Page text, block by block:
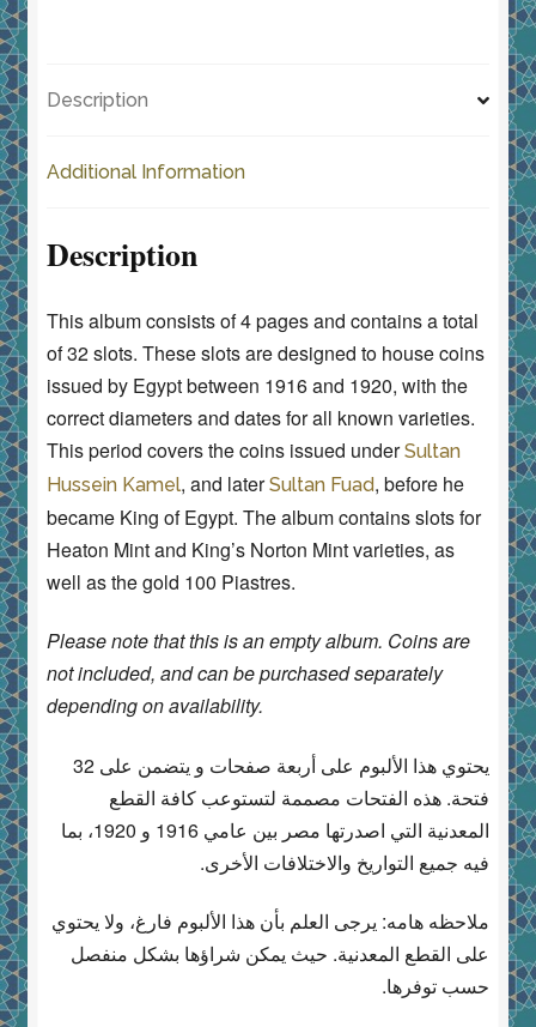
e
b
o
d
o
Description
Additional Information
Description
This album consists of 4 pages and contains a total
of 32 slots. These slots are designed to house coins
issued by Egypt between 1916 and 1920, with the
correct diameters and dates for all known varieties.
This period covers the coins issued underSultan
Hussein Kamel, and laterSultan Fuad, before he
became King of Egypt. The album contains slots for
Heaton Mint and King’s Norton Mint varieties, as
well as the gold 100 Piastres.
Please note that this is an empty album. Coins are
not included, and can be purchased separately
depending on availability.
يحتوي هذا الألبوم على أربعة صفحات و يتضمن على 32
فتحة. هذه الفتحات مصممة لتستوعب كافة القطع
المعدنية التي اصدرتها مصر بين عامي 1916 و 1920، بما
فيه جميع التواريخ والاختلافات الأخرى.
ملاحظه هامه: يرجى العلم بأن هذا الألبوم فارغ، ولا يحتوي
على القطع المعدنية. حيث يمكن شراؤها بشكل منفصل
حسب توفرها.